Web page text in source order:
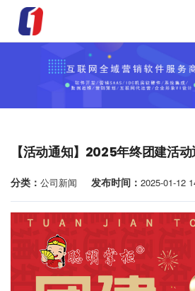
【活动通知】2025年终团建活
分类： 公司新闻 发布时间： 2025-01-12